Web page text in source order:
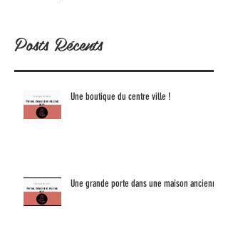
Posts Récents
Une boutique du centre ville !
Une grande porte dans une maison ancienne